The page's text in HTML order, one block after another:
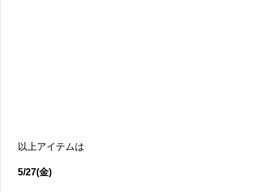
以上アイテムは
5/27(金)